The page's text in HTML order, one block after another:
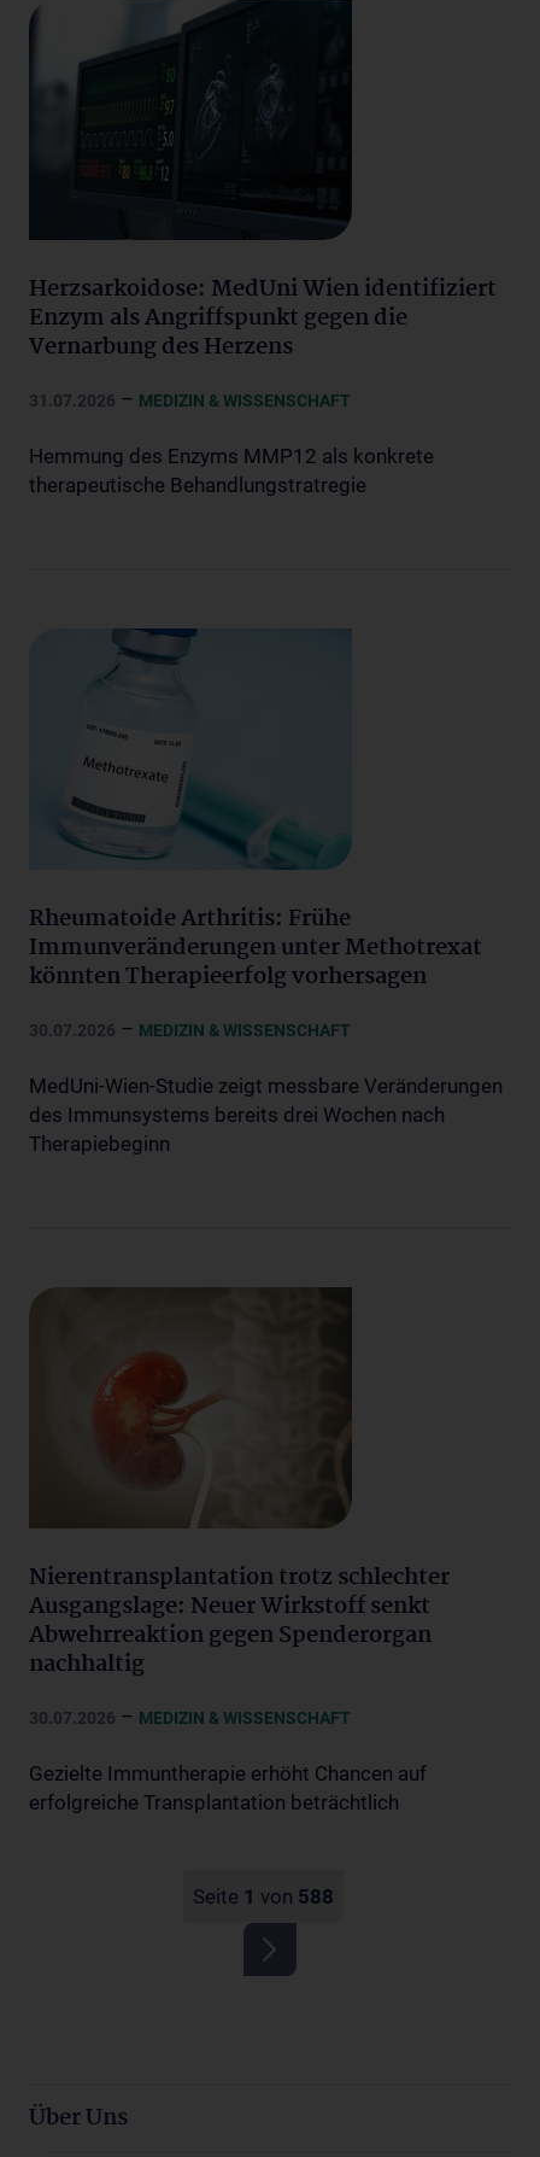
Herzsarkoidose: MedUni Wien identifiziert
Enzym als Angriffspunkt gegen die
Vernarbung des Herzens
31.07.2026 – MEDIZIN & WISSENSCHAFT
Hemmung des Enzyms MMP12 als konkrete
therapeutische Behandlungstratregie
Rheumatoide Arthritis: Frühe
Immunveränderungen unter Methotrexat
könnten Therapieerfolg vorhersagen
30.07.2026 – MEDIZIN & WISSENSCHAFT
MedUni-Wien-Studie zeigt messbare Veränderungen
des Immunsystems bereits drei Wochen nach
Therapiebeginn
Nierentransplantation trotz schlechter
Ausgangslage: Neuer Wirkstoff senkt
Abwehrreaktion gegen Spenderorgan
nachhaltig
30.07.2026 – MEDIZIN & WISSENSCHAFT
Gezielte Immuntherapie erhöht Chancen auf
erfolgreiche Transplantation beträchtlich
Seite 1 von 588
Über Uns